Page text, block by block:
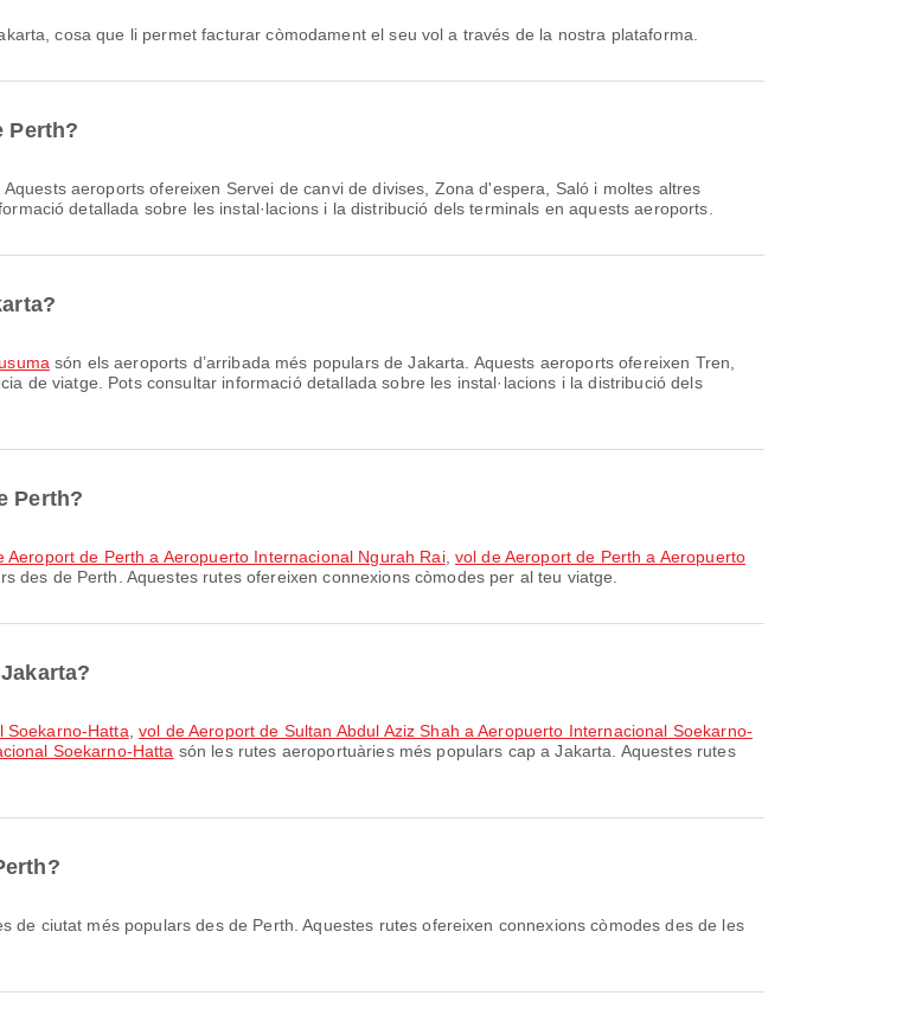
cosa que li permet facturar còmodament el seu vol a través de la nostra plataforma.
Perth?
aeroports ofereixen Servei de canvi de divises, Zona d'espera, Saló i moltes altres
detallada sobre les instal·lacions i la distribució dels terminals en aquests aeroports.
són els aeroports d’arribada més populars de Jakarta. Aquests aeroports ofereixen Tren,
de viatge. Pots consultar informació detallada sobre les instal·lacions i la distribució dels
Perth?
Aeroport de Perth a Aeropuerto Internacional Ngurah Rai, vol de Aeroport de Perth a Aeropuerto
des de Perth. Aquestes rutes ofereixen connexions còmodes per al teu viatge.
Soekarno-Hatta ,vol de Aeroport de Sultan Abdul Aziz Shah a Aeropuerto Internacional Soekarno-
Soekarno-Hatta són les rutes aeroportuàries més populars cap a Jakarta. Aquestes rutes
de ciutat més populars des de Perth. Aquestes rutes ofereixen connexions còmodes des de les